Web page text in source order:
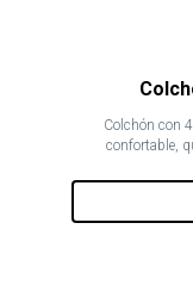
Colchón con
confortable,